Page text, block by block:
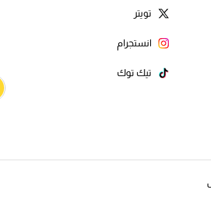
تويتر
انستجرام
تيك توك